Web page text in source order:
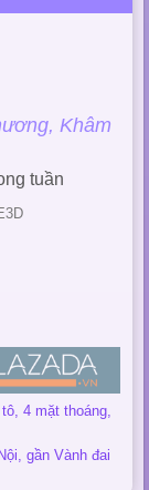
Khâm
tuần
4 mặt thoáng,
gần Vành đai